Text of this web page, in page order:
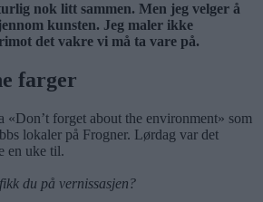
nok litt sammen. Men jeg velger å
kunsten. Jeg maler ikke
det vakre vi må ta vare på.
farger
«Don’t forget about the environment» som
lokaler på Frogner. Lørdag var det
en uke til.
du på vernissasjen?